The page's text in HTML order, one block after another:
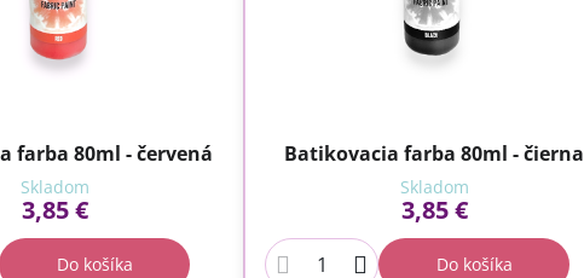
farba 80ml - červená
Skladom
3,85 €
Do košíka
Batikovacia farba 80ml - čierna
Skladom
3,85 €
Do košíka